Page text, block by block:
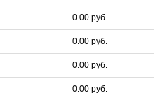
0.00 руб.
0.00 руб.
0.00 руб.
0.00 руб.